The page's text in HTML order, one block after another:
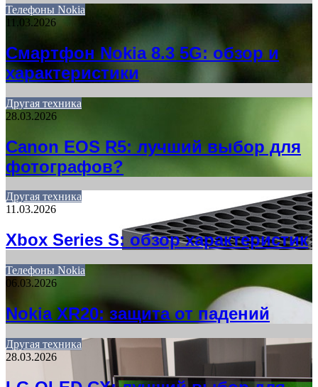
Телефоны Nokia
11.03.2026
Смартфон Nokia 8.3 5G: обзор и
характеристики
Другая техника
28.03.2026
Canon EOS R5: лучший выбор для
фотографов?
Другая техника
11.03.2026
Xbox Series S: обзор характеристик
Телефоны Nokia
06.03.2026
Nokia XR20: защита от падений
Другая техника
28.03.2026